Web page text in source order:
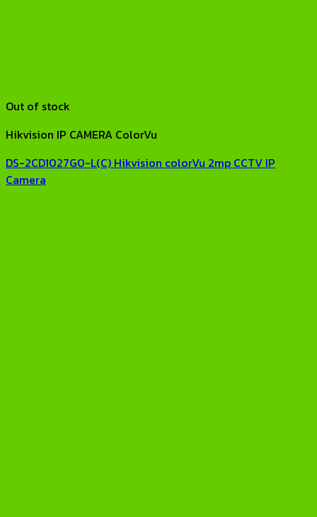
Out of stock
Hikvision IP CAMERA ColorVu
DS-2CD1027G0-L(C) Hikvision colorVu 2mp CCTV IP
Camera